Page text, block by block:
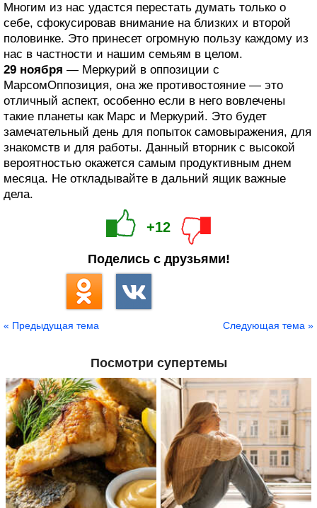
Многим из нас удастся перестать думать только о
себе, сфокусировав внимание на близких и второй
половинке. Это принесет огромную пользу каждому из
нас в частности и нашим семьям в целом.
29 ноября — Меркурий в оппозиции с
МарсомОппозиция, она же противостояние — это
отличный аспект, особенно если в него вовлечены
такие планеты как Марс и Меркурий. Это будет
замечательный день для попыток самовыражения, для
знакомств и для работы. Данный вторник с высокой
вероятностью окажется самым продуктивным днем
месяца. Не откладывайте в дальний ящик важные
дела.
+12
Поделись с друзьями!
« Предыдущая тема Следующая тема »
Посмотри супертемы